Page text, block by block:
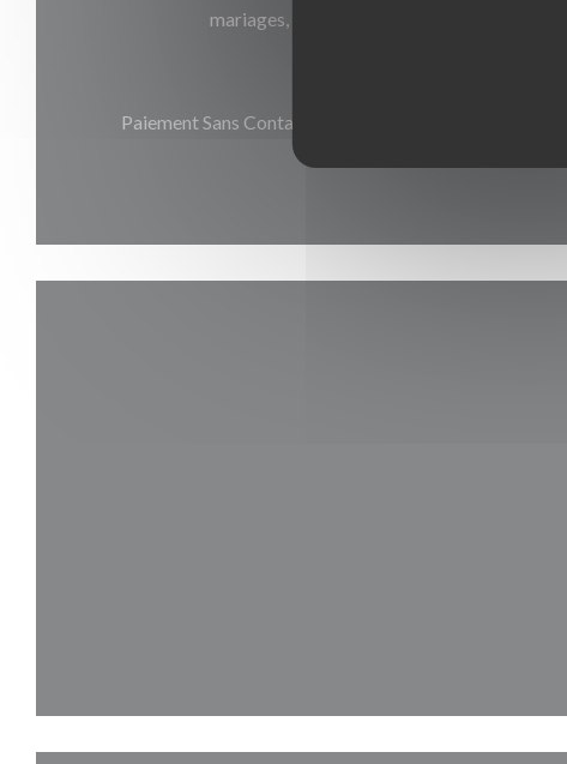
mariages, Banquets, Privatisation, Parking,
Paiement Sans Contact, Eurocard/Mastercard,